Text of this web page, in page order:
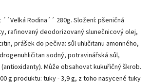
Rodina´´ 280g. Složení: pšeničná
rafinovaný deodorizovaný slunečnicový olej,
prášek do pečiva: sůl uhličitanu amonného,
sodný, potravinářská sůl,
Může obsahovat kukuřičný škrob.
g produktu: tuky - 3,9 g, z toho nasycené tuky